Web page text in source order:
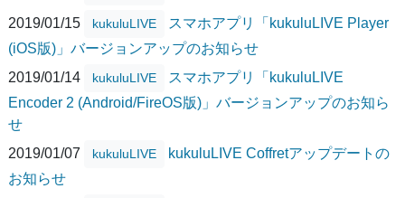
2019/01/15 kukuluLIVE
スマホアプリ「kukuluLIVE Player
(iOS版)」バージョンアップのお知らせ
2019/01/14
kukuluLIVE
スマホアプリ「kukuluLIVE
Encoder 2 (Android/FireOS版)」バージョンアップのお知ら
せ
2019/01/07
kukuluLIVE
kukuluLIVE Coffretアップデートの
お知らせ